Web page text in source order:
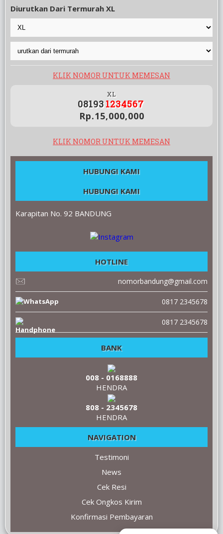
Diurutkan Dari Termurah XL
KLIK NOMOR UNTUK MEMESAN
XL
081931234567
Rp.15,000,000
KLIK NOMOR UNTUK MEMESAN
HUBUNGI KAMI
HUBUNGI KAMI
Karapitan No. 92 BANDUNG
HOTLINE
nomorbandung@gmail.com
0817 2345678
0817 2345678
BANK
008 - 0168888
HENDRA
808 - 2345678
HENDRA
NAVIGATION
Testimoni
News
Cek Resi
Cek Ongkos Kirim
Konfirmasi Pembayaran